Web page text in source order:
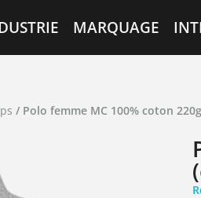
MARQUAGE
/ Polo femme MC 100% coton